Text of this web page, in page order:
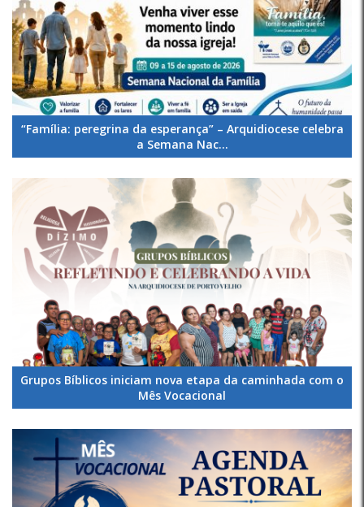
“Família: peregrina da esperança” – Arquidiocese celebra
a Semana Nac...
Grupos Bíblicos iniciam nova etapa da caminhada com o
Mês Vocacional